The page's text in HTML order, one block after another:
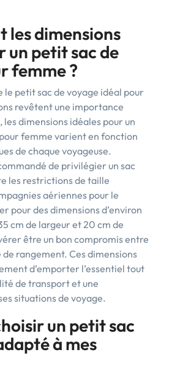
les dimensions
un petit sac de
femme ?
le petit sac de voyage idéal pour
revêtent une importance
dimensions idéales pour un
femme varient en fonction
de chaque voyageuse.
de privilégier un sac
les restrictions de taille
aériennes pour le
pour des dimensions d’environ
cm de largeur et 20 cm de
être un bon compromis entre
rangement. Ces dimensions
d’emporter l’essentiel tout
de transport et une
situations de voyage.
un petit sac
à mes